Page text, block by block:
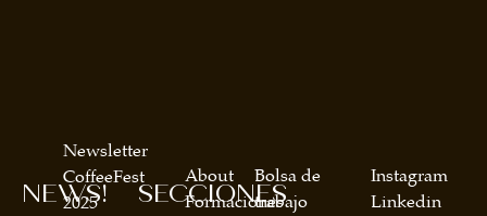
SECCIONES
About
Formaciones
Bolsa de
trabajo
NEWS!
Newsletter
CoffeeFest
2025
Instagram
Linkedin